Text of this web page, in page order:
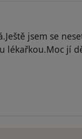
jsem se
lékařkou.Moc jí